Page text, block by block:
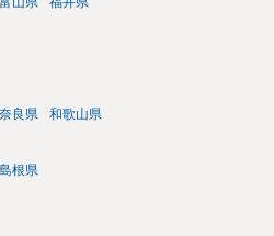
奈良県 和歌山県
島根県